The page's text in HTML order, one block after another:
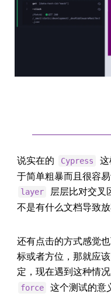
说实在的 Cypress
于简单粗暴而且很容
layer
层层比对交叉
不是有什么文档导致放
还有点击的方式感觉
标或者方位，那就应
定，现在遇到这种情
force 这个测试的意